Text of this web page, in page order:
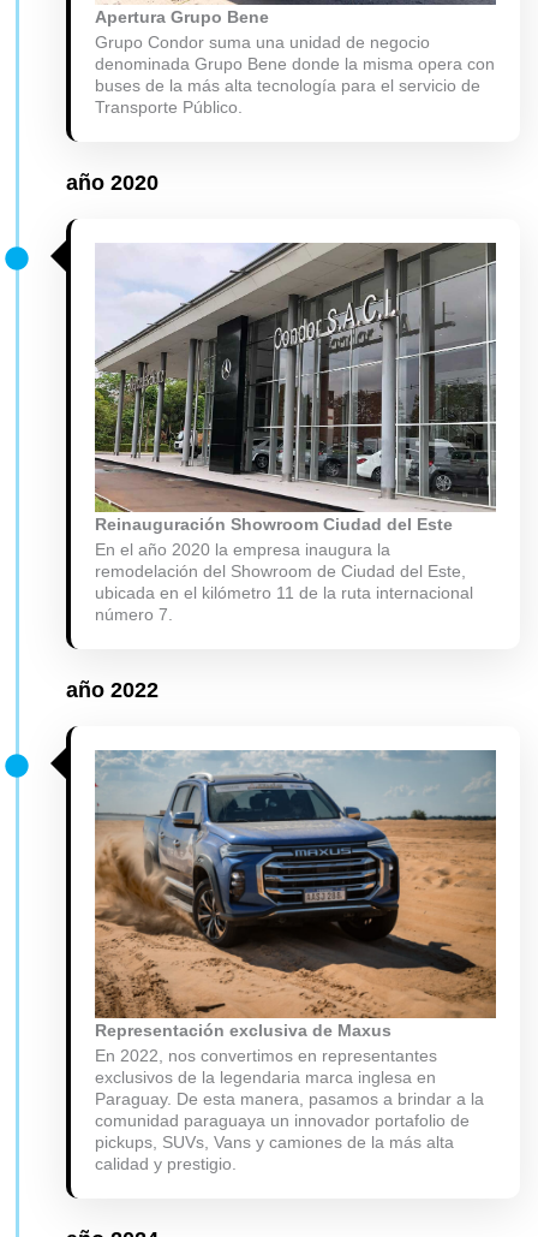
Apertura Grupo Bene
Grupo Condor suma una unidad de negocio
denominada Grupo Bene donde la misma opera con
buses de la más alta tecnología para el servicio de
Transporte Público.
año 2020
Reinauguración Showroom Ciudad del Este
En el año 2020 la empresa inaugura la
remodelación del Showroom de Ciudad del Este,
ubicada en el kilómetro 11 de la ruta internacional
número 7.
año 2022
Representación exclusiva de Maxus
En 2022, nos convertimos en representantes
exclusivos de la legendaria marca inglesa en
Paraguay. De esta manera, pasamos a brindar a la
comunidad paraguaya un innovador portafolio de
pickups, SUVs, Vans y camiones de la más alta
calidad y prestigio.